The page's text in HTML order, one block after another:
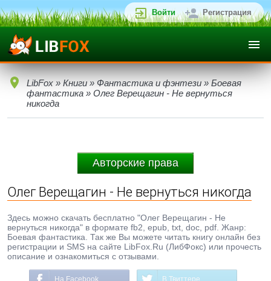
Войти Регистрация
LibFox » Книги » Фантастика и фэнтези » Боевая
фантастика » Олег Верещагин - Не вернуться
никогда
Авторские права
Олег Верещагин - Не вернуться никогда
Здесь можно скачать бесплатно "Олег Верещагин - Не
вернуться никогда" в формате fb2, epub, txt, doc, pdf. Жанр:
Боевая фантастика. Так же Вы можете читать книгу онлайн без
регистрации и SMS на сайте LibFox.Ru (ЛибФокс) или прочесть
описание и ознакомиться с отзывами.
На Facebook В Твиттере